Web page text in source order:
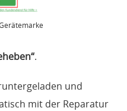
.
und
mit der Reparatur